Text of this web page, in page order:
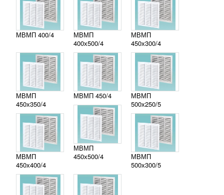
МВМП 400/4
МВМП
400х500/4
МВМП
450х300/4
МВМП
450х350/4
МВМП
450х400/4
МВМП 450/4
МВМП
450х500/4
МВМП
500х250/5
МВМП
500х300/5